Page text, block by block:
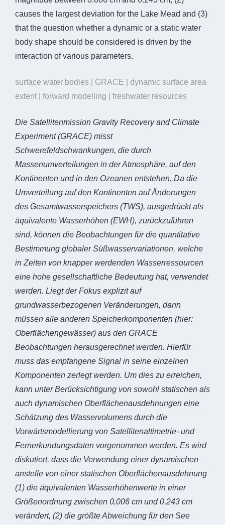
causes the largest deviation for the Lake Mead and (3)
that the question whether a dynamic or a static water
body shape should be considered is driven by the
interaction of various parameters.
surface water bodies | GRACE | dynamic surface area
extent | forward modelling | freshwater resources
Die Satellitenmission Gravity Recovery and Climate
Experiment (GRACE) misst
Schwerefeldschwankungen, die durch
Massenumverteilungen in der Atmosphäre, auf den
Kontinenten und in den Ozeanen entstehen. Da die
Umverteilung auf den Kontinenten auf Änderungen
des Gesamtwasserspeichers (TWS), ausgedrückt als
äquivalente Wasserhöhen (EWH), zurückzuführen
sind, können die Beobachtungen für die quantitative
Bestimmung globaler Süßwasservariationen, welche
in Zeiten von knapper werdenden Wasserressourcen
eine hohe gesellschaftliche Bedeutung hat, verwendet
werden. Liegt der Fokus explizit auf
grundwasserbezogenen Veränderungen, dann
müssen alle anderen Speicherkomponenten (hier:
Oberflächengewässer) aus den GRACE
Beobachtungen herausgerechnet werden. Hierfür
muss das empfangene Signal in seine einzelnen
Komponenten zerlegt werden. Um dies zu erreichen,
kann unter Berücksichtigung von sowohl statischen als
auch dynamischen Oberflächenausdehnungen eine
Schätzung des Wasservolumens durch die
Vorwärtsmodellierung von Satellitenaltimetrie- und
Fernerkundungsdaten vorgenommen werden. Es wird
diskutiert, dass die Verwendung einer dynamischen
anstelle von einer statischen Oberflächenausdehnung
(1) die äquivalenten Wasserhöhenwerte in einer
Größenordnung zwischen 0,006 cm und 0,243 cm
verändert, (2) die größte Abweichung für den See